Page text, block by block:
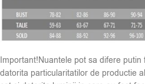
Important!Nuantele pot sa difere
datorita particularitatilor de productie